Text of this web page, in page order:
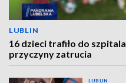
LUBLIN
16 dzieci trafiło do
przyczyny zatrucia
LUBLIN